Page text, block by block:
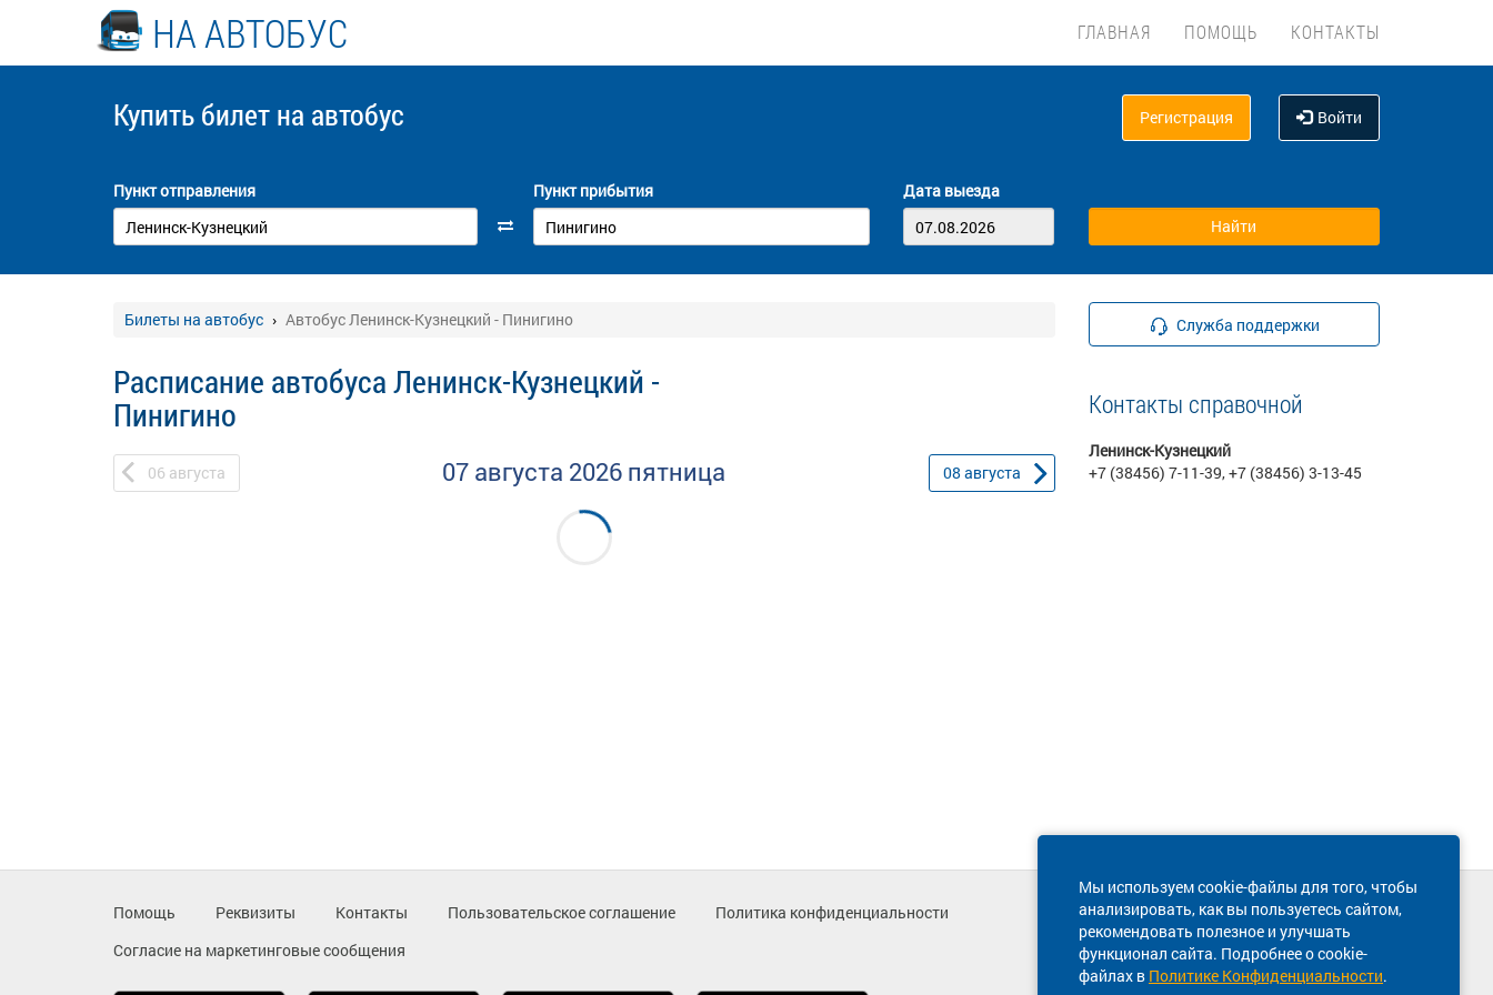
НА АВТОБУС ГЛАВНАЯ ПОМОЩЬ КОНТАКТЫ
Купить билет на автобус Регистрация Войти
Пункт отправления Пункт прибытия Дата выезда
Билеты на автобус Автобус Ленинск-Кузнецкий - Пинигино
Расписание автобуса Ленинск-Кузнецкий -
Пинигино
06 августа 07 августа 2026 пятница 08 августа
Служба поддержки
Контакты справочной
Ленинск-Кузнецкий
+7 (38456) 7-11-39, +7 (38456) 3-13-45
Мы используем cookie-файлы для того, чтобы
анализировать, как вы пользуетесь сайтом,
рекомендовать полезное и улучшать
функционал сайта. Подробнее о cookie-
файлах в Политике Конфиденциальности.
Помощь Реквизиты Контакты Пользовательское соглашение
Политика конфиденциальности
Согласие на маркетинговые сообщения
Техническая поддержка сайта
8 800 600-03-38